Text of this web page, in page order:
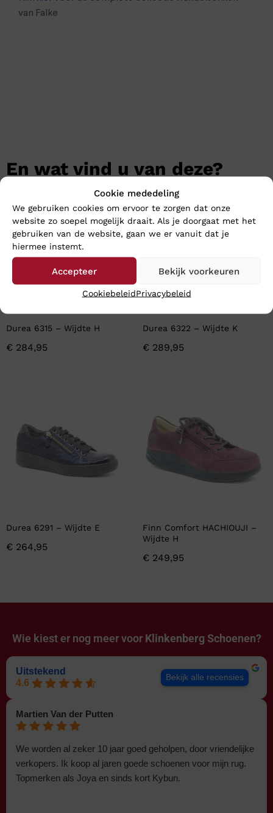
Cookie mededeling
We gebruiken cookies om ervoor te zorgen dat onze
website zo soepel mogelijk draait. Als je doorgaat met het
gebruiken van de website, gaan we er vanuit dat je
hiermee instemt.
Accepteer Bekijk voorkeuren
CookiebeleidPrivacybeleid
van Falke
En wat vind u van deze?
Durea 6315 – Wijdte H
€ 284,95
Durea 6322 – Wijdte K
€ 289,95
Durea 6291 – Wijdte E
€ 264,95
Finn Comfort HACHIOUJI –
Wijdte H
€ 249,95
Wie kiest er nog meer voor Klinkenberg Schoenen?
Uitstekend
4.6
Bekijk alle recensies
Martien Van der Putten
We worden al zeker 10 jaar goed geholpen, door vriendelijke
verkopers. Ik koop al jaren goede schoenen voor mijn rug.
Topmerken als Joya en sinds kort Kybun.